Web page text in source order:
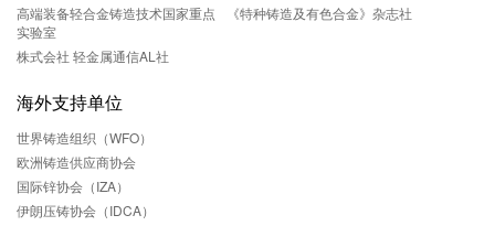
高端装备轻合金铸造技术国家重点
实验室
株式会社 轻金属通信AL社
《特种铸造及有色合金》杂志社
海外支持单位
世界铸造组织（WFO）
欧洲铸造供应商协会
国际锌协会（IZA）
伊朗压铸协会（IDCA）